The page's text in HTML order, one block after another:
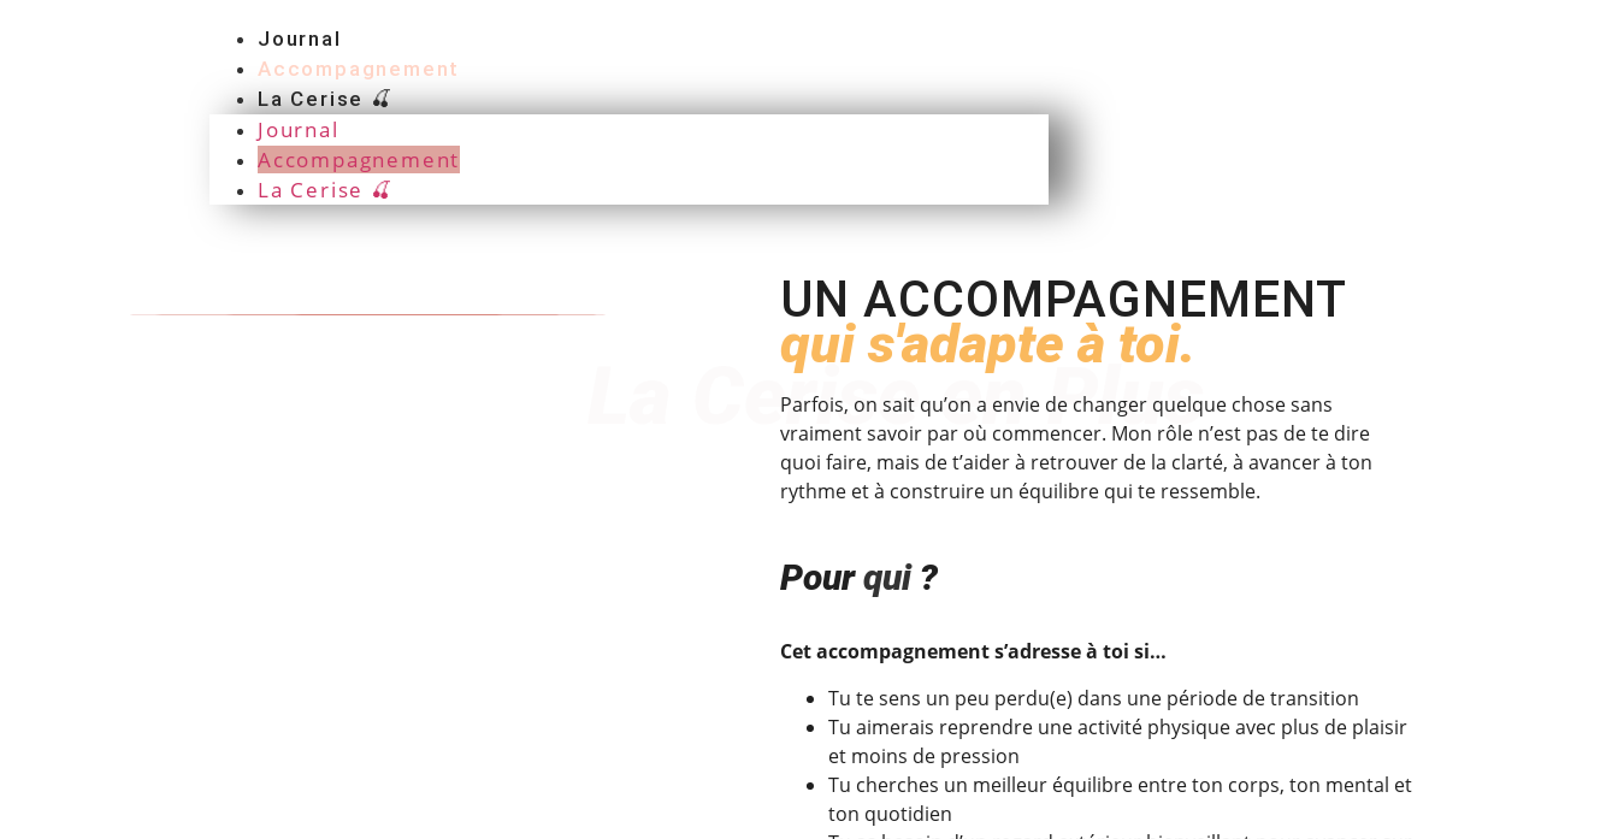
Journal
Accompagnement
La Cerise 🍒
Journal
Accompagnement
La Cerise 🍒
La Cerise en Plus
UN ACCOMPAGNEMENT
qui s'adapte à toi.
Parfois, on sait qu’on a envie de changer quelque chose sans
vraiment savoir par où commencer. Mon rôle n’est pas de te dire
quoi faire, mais de t’aider à retrouver de la clarté, à avancer à ton
rythme et à construire un équilibre qui te ressemble.
Pour qui ?
Cet accompagnement s’adresse à toi si…
Tu te sens un peu perdu(e) dans une période de transition
Tu aimerais reprendre une activité physique avec plus de plaisir
et moins de pression
Tu cherches un meilleur équilibre entre ton corps, ton mental et
ton quotidien